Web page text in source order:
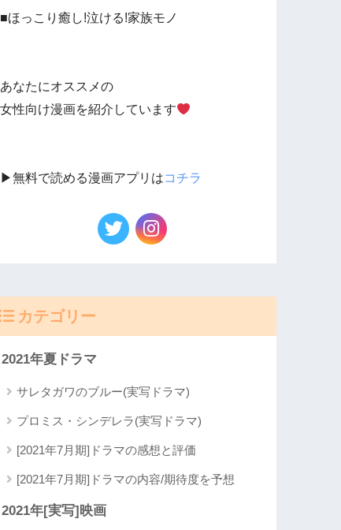
■ほっこり癒し!泣ける!家族モノ
あなたにオススメの
女性向け漫画を紹介しています
▶︎無料で読める漫画アプリはコチラ
カテゴリー
2021年夏ドラマ
サレタガワのブルー(実写ドラマ)
プロミス・シンデレラ(実写ドラマ)
[2021年7月期]ドラマの感想と評価
[2021年7月期]ドラマの内容/期待度を予想
2021年[実写]映画